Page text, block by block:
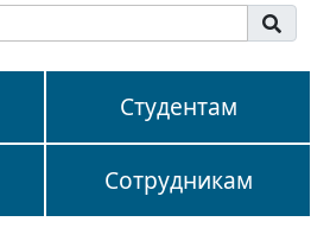
Студентам
Сотрудникам